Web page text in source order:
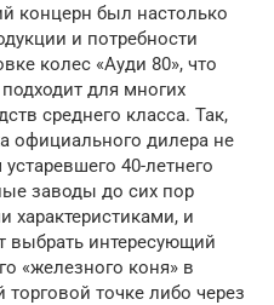
концерн был настолько
и потребности
колес «Ауди 80», что
для многих
среднего класса. Так,
официального дилера не
40-летнего
заводы до сих пор
характеристиками, и
выбрать интересующий
«железного коня» в
точке либо через